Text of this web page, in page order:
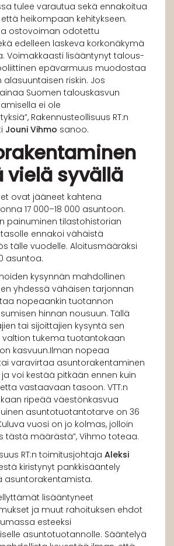
tulee varautua sekä ennakoitua
heikompaan kehitykseen.
ostovoiman odotettu
edelleen laskeva korkonäkymä
Voimakkaasti lisääntynyt talous-
epävarmuus muodostaa
alasuuntaisen riskin. Jos
Suomen talouskasvun
ei ole
Rakennusteollisuus RT:n
Jouni Vihmo sanoo.
vielä syvällä
ovat jääneet kahtena
17 000–18 000 asuntoon.
painuminen tilastohistorian
ennakoi vähäistä
tälle vuodelle. Aloitusmääräksi
asuntoa.
kysynnän mahdollinen
yhdessä vähäisen tarjonnan
nopeaankin tuotannon
hinnan nousuun. Tällä
tai sijoittajien kysyntä sen
tukema tuotantokaan
kasvuun.Ilman nopeaa
varavirtaa asuntorakentaminen
voi kestää pitkään ennen kuin
vastaavaan tasoon. VTT:n
ripeää väestönkasvua
asuntotuotantotarve on 36
vuosi on jo kolmas, jolloin
tästä määrästä”, Vihmo toteaa.
RT:n toimitusjohtaja Aleksi
kiristynyt pankkisääntely
asuntorakentamista.
lisääntyneet
ja muut rahoituksen ehdot
esteeksi
asuntotuotannolle. Sääntelyä